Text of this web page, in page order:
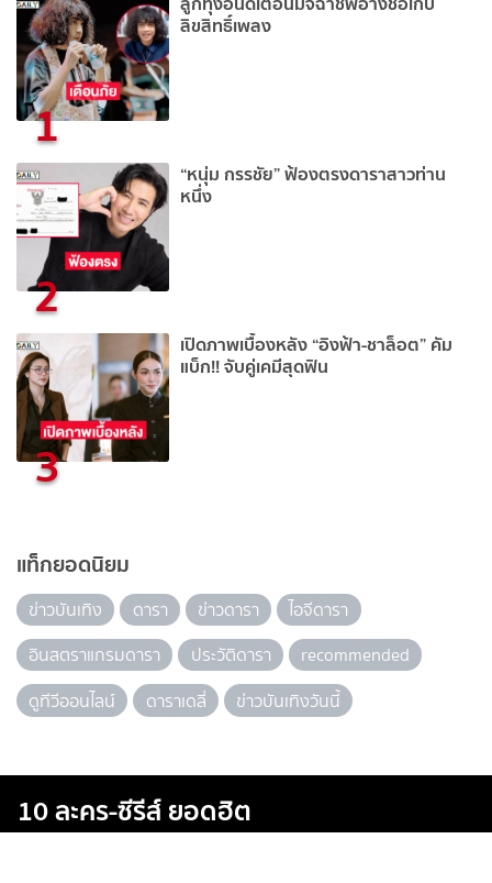
1
ลิขสิทธิ์เพลง
2
“หนุ่ม กรรชัย” ฟ้องตรงดาราสาวท่าน
หนึ่ง
3
เปิดภาพเบื้องหลัง “อิงฟ้า-ชาล็อต” คัม
แบ็ก!! จับคู่เคมีสุดฟิน
แท็กยอดนิยม
ข่าวบันเทิง ดารา ข่าวดารา
ไอจีดารา
อินสตราแกรมดารา
ประวัติดารา
recommended
ดูทีวีออนไลน์
ดาราเดลี่ ข่าวบันเทิงวันนี้
10 ละคร-ซีรีส์ ยอดฮิต